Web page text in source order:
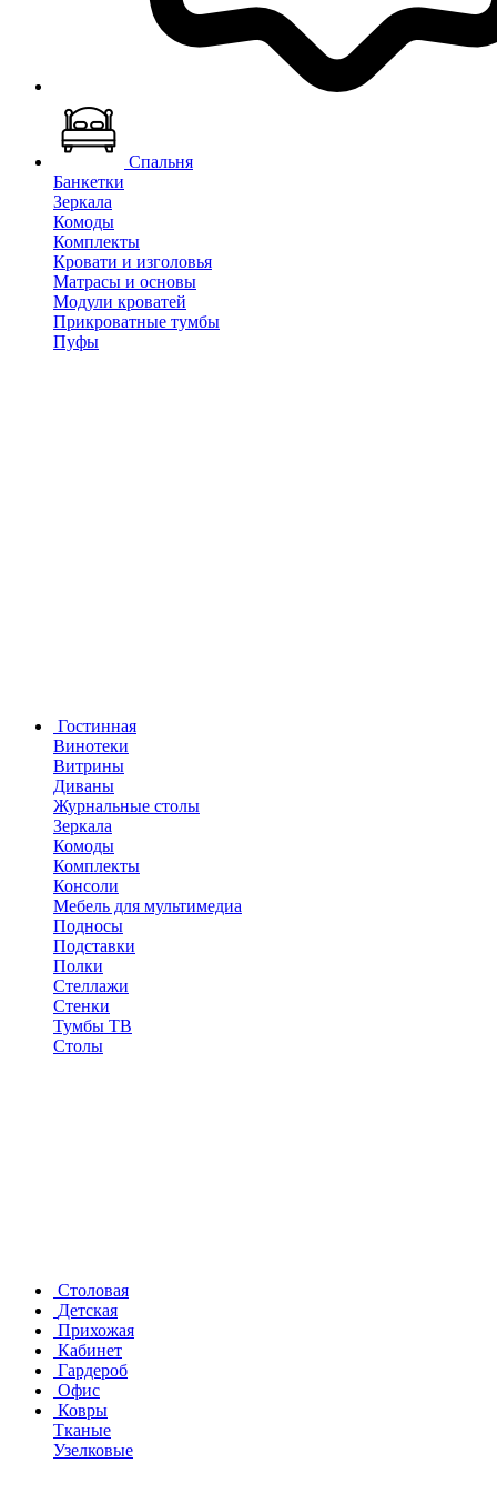
Спальня
Банкетки
Зеркала
Комоды
Комплекты
Кровати и изголовья
Матрасы и основы
Модули кроватей
Прикроватные тумбы
Пуфы
Гостинная
Винотеки
Витрины
Диваны
Журнальные столы
Зеркала
Комоды
Комплекты
Консоли
Мебель для мультимедиа
Подносы
Подставки
Полки
Стеллажи
Стенки
Тумбы ТВ
Столы
Столовая
Детская
Прихожая
Кабинет
Гардероб
Офис
Ковры
Тканые
Узелковые